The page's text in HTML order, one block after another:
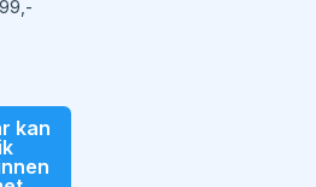
kan
ik